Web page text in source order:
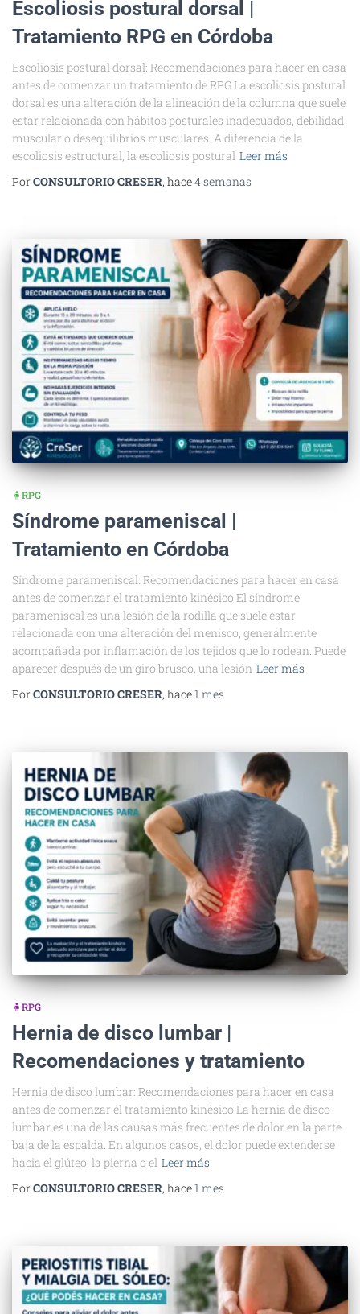
Escoliosis postural dorsal |
Tratamiento RPG en Córdoba
Escoliosis postural dorsal: Recomendaciones para hacer en casa
antes de comenzar un tratamiento de RPG La escoliosis postural
dorsal es una alteración de la alineación de la columna que suele
estar relacionada con hábitos posturales inadecuados, debilidad
muscular o desequilibrios musculares. A diferencia de la
escoliosis estructural, la escoliosis postural Leer más
PorCONSULTORIO CRESER, hace4 semanas
🧍RPG
Síndrome parameniscal |
Tratamiento en Córdoba
Síndrome parameniscal: Recomendaciones para hacer en casa
antes de comenzar el tratamiento kinésico El síndrome
parameniscal es una lesión de la rodilla que suele estar
relacionada con una alteración del menisco, generalmente
acompañada por inflamación de los tejidos que lo rodean. Puede
aparecer después de un giro brusco, una lesión Leer más
PorCONSULTORIO CRESER, hace1 mes
🧍RPG
Hernia de disco lumbar |
Recomendaciones y tratamiento
Hernia de disco lumbar: Recomendaciones para hacer en casa
antes de comenzar el tratamiento kinésico La hernia de disco
lumbar es una de las causas más frecuentes de dolor en la parte
baja de la espalda. En algunos casos, el dolor puede extenderse
hacia el glúteo, la pierna o el Leer más
PorCONSULTORIO CRESER, hace1 mes